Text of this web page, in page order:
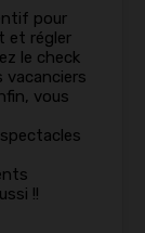
pour
et régler
le check
vacanciers
vous
!!